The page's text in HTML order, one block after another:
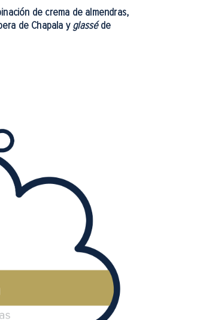
de crema de almendras,
de Chapala yglasséde